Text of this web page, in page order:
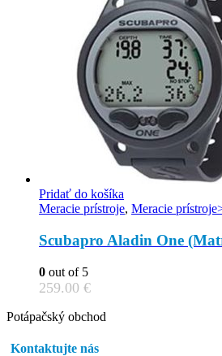
Pridať do košíka
Meracie prístroje, Meracie
Scubapro Aladin One
0 out of 5
259.00 €
Potápačský obchod
Kontaktujte nás